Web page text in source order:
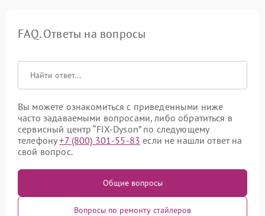
FAQ. Ответы на вопросы
Вы можете ознакомиться с приведенными ниже
часто задаваемыми вопросами, либо обратиться в
сервисный центр “FIX-Dyson” по следующему
телефону+7 (800) 301-55-83 если не нашли ответ на
свой вопрос.
Общие вопросы
Вопросы по ремонту стайлеров